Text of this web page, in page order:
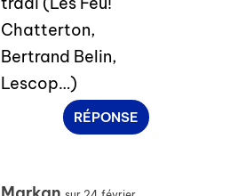
Chatterton,
Bertrand Belin,
Lescop…)
RÉPONSE